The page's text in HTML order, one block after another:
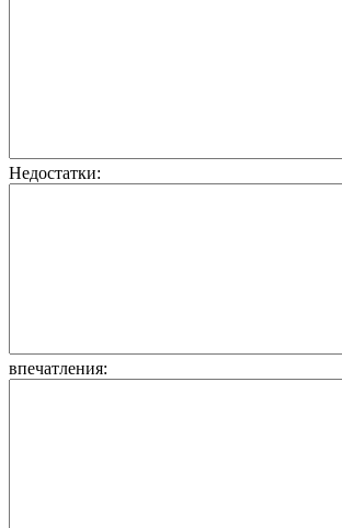
Недостатки:
впечатления: